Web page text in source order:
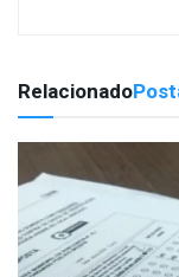
Relacionado